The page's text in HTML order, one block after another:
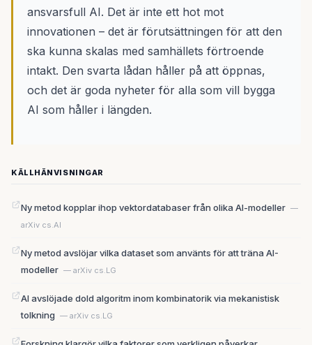
ansvarsfull AI. Det är inte ett hot mot
innovationen – det är förutsättningen för att den
ska kunna skalas med samhällets förtroende
intakt. Den svarta lådan håller på att öppnas,
och det är goda nyheter för alla som vill bygga
AI som håller i längden.
KÄLLHÄNVISNINGAR
Ny metod kopplar ihop vektordatabaser från olika AI-modeller —
arXiv cs.AI
Ny metod avslöjar vilka dataset som använts för att träna AI-
modeller — arXiv cs.LG
AI avslöjade dold algoritm inom kombinatorik via mekanistisk
tolkning — arXiv cs.LG